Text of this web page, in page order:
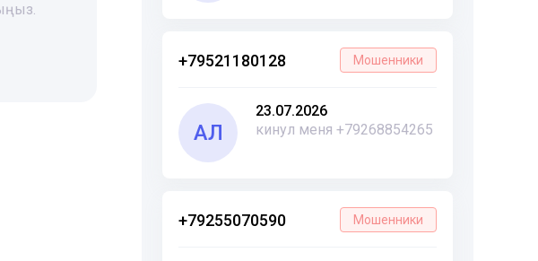
+79521180128 Мошенники
АЛ
23.07.2026
кинул меня +79268854265
+79255070590 Мошенники